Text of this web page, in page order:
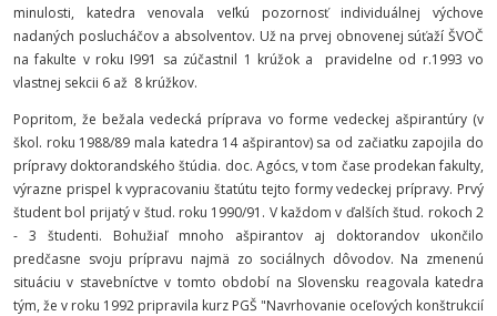
minulosti, katedra venovala veľkú pozornosť individuálnej výchove
nadaných poslucháčov a absolventov. Už na prvej obnovenej súťaží ŠVOČ
na fakulte v roku I991 sa zúčastnil 1 krúžok a pravidelne od r.1993 vo
vlastnej sekcii 6 až 8 krúžkov.
Popritom, že bežala vedecká príprava vo forme vedeckej ašpirantúry (v
škol. roku 1988/89 mala katedra 14 ašpirantov) sa od začiatku zapojila do
prípravy doktorandského štúdia. doc. Agócs, v tom čase prodekan fakulty,
výrazne prispel k vypracovaniu štatútu tejto formy vedeckej prípravy. Prvý
študent bol prijatý v štud. roku 1990/91. V každom v ďalších štud. rokoch 2
- 3 študenti. Bohužiaľ mnoho ašpirantov aj doktorandov ukončilo
predčasne svoju prípravu najmä zo sociálnych dôvodov. Na zmenenú
situáciu v stavebníctve v tomto období na Slovensku reagovala katedra
tým, že v roku 1992 pripravila kurz PGŠ "Navrhovanie oceľových konštrukcií